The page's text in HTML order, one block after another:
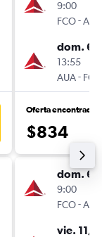
9:00
FCO-AUA
dom. 6/
13:55
AUA- FCO
Oferta encontrada
$834
dom. 6/
9:00
FCO-AUA
vie. 11/9